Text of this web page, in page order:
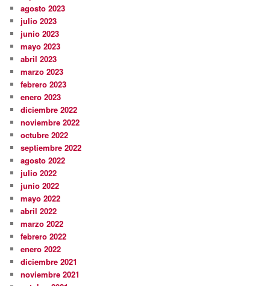
agosto 2023
julio 2023
junio 2023
mayo 2023
abril 2023
marzo 2023
febrero 2023
enero 2023
diciembre 2022
noviembre 2022
octubre 2022
septiembre 2022
agosto 2022
julio 2022
junio 2022
mayo 2022
abril 2022
marzo 2022
febrero 2022
enero 2022
diciembre 2021
noviembre 2021